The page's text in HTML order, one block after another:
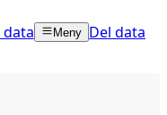
data Meny Del data